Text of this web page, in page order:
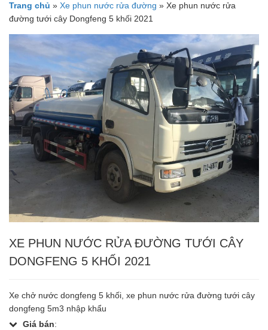
Trang chủ » Xe phun nước rửa đường » Xe phun nước rửa
đường tưới cây Dongfeng 5 khối 2021
XE PHUN NƯỚC RỬA ĐƯỜNG TƯỚI CÂY
DONGFENG 5 KHỐI 2021
Xe chở nước dongfeng 5 khối, xe phun nước rửa đường tưới cây
dongfeng 5m3 nhập khẩu
Giá bán: